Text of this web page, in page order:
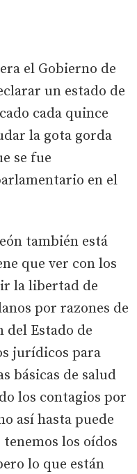
el Gobierno de
un estado de
cada quince
la gota gorda
se fue
en el
también está
que ver con los
la libertad de
por razones de
del Estado de
jurídicos para
básicas de salud
los contagios por
así hasta puede
los oídos
lo que están